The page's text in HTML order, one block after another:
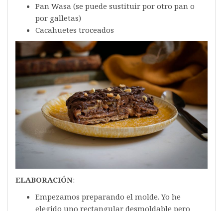
Pan Wasa (se puede sustituir por otro pan o
por galletas)
Cacahuetes troceados
ELABORACIÓN:
Empezamos preparando el molde. Yo he
elegido uno rectangular desmoldable pero